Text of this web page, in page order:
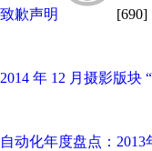
致歉声明 [690]
2014 年 12 月摄影版块
自动化年度盘点：2013